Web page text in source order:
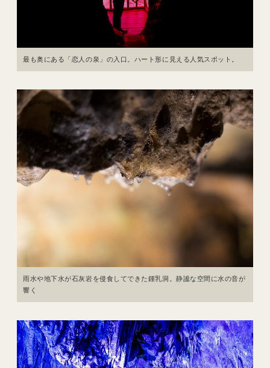
最も奥にある「恋人の泉」の入口。ハート形に見える人気スポット。
雨水や地下水が石灰岩を侵食してできた鍾乳洞。静謐な空間に水の音が
響く